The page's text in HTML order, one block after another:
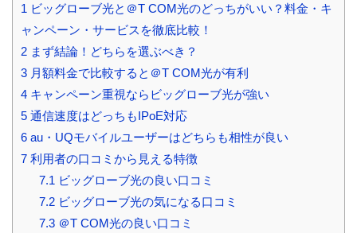
1 ビッグローブ光と＠T COM光のどっちがいい？料金・キ
ャンペーン・サービスを徹底比較！
2 まず結論！どちらを選ぶべき？
3 月額料金で比較すると＠T COM光が有利
4 キャンペーン重視ならビッグローブ光が強い
5 通信速度はどっちもIPoE対応
6 au・UQモバイルユーザーはどちらも相性が良い
7 利用者の口コミから見える特徴
7.1 ビッグローブ光の良い口コミ
7.2ビッグローブ光の気になる口コミ
7.3＠T COM光の良い口コミ